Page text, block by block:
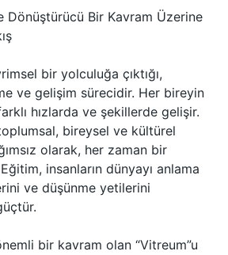
Dönüştürücü Bir Kavram Üzerine
bir yolculuğa çıktığı,
ve gelişim sürecidir. Her bireyin
hızlarda ve şekillerde gelişir.
bireysel ve kültürel
olarak, her zaman bir
insanların dünyayı anlama
ve düşünme yetilerini
bir kavram olan “Vitreum”u